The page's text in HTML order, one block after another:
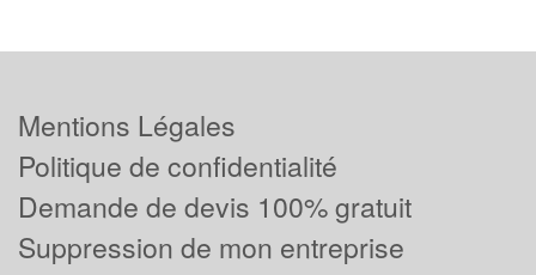
Mentions Légales
Politique de confidentialité
Demande de devis 100% gratuit
Suppression de mon entreprise